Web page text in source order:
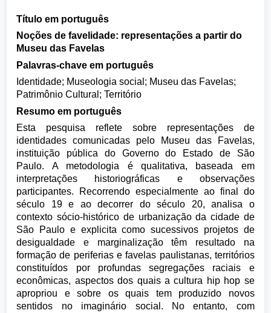
Título em português
Noções de favelidade: representações a partir do
Museu das Favelas
Palavras-chave em português
Identidade; Museologia social; Museu das Favelas;
Patrimônio Cultural; Território
Resumo em português
Esta pesquisa reflete sobre representações de
identidades comunicadas pelo Museu das Favelas,
instituição pública do Governo do Estado de São
Paulo. A metodologia é qualitativa, baseada em
interpretações historiográficas e observações
participantes. Recorrendo especialmente ao final do
século 19 e ao decorrer do século 20, analisa o
contexto sócio-histórico de urbanização da cidade de
São Paulo e explicita como sucessivos projetos de
desigualdade e marginalização têm resultado na
formação de periferias e favelas paulistanas, territórios
constituídos por profundas segregações raciais e
econômicas, aspectos dos quais a cultura hip hop se
apropriou e sobre os quais tem produzido novos
sentidos no imaginário social. No entanto, com